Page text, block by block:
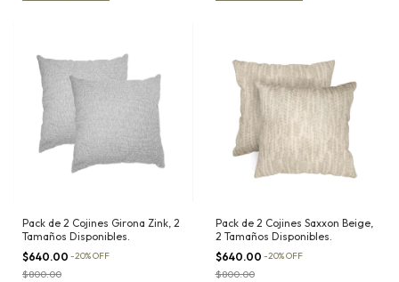
Pack de 2 Cojines Girona Zink, 2
Tamaños Disponibles.
$640.00 -20%OFF
$800.00
Pack de 2 Cojines Saxxon Beige,
2 Tamaños Disponibles.
$640.00 -20%OFF
$800.00